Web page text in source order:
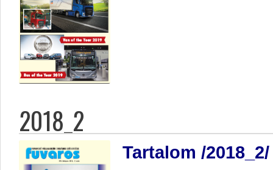
2018_2
Tartalom /2018_2/